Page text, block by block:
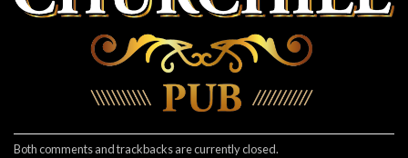
Both comments and trackbacks are currently closed.